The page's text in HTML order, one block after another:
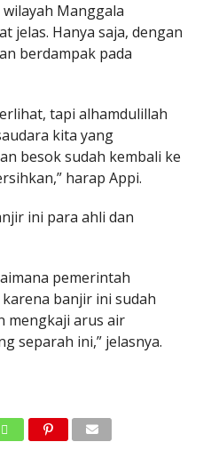
Manggala
jelas. Hanya saja, dengan
berdampak pada
tapi alhamdulillah
kita yang
besok sudah kembali ke
harap Appi.
ini para ahli dan
pemerintah
banjir ini sudah
mengkaji arus air
separah ini,” jelasnya.